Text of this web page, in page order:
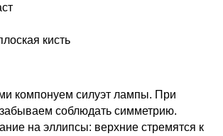
кисть
компонуем силуэт лампы. При
соблюдать симметрию.
на эллипсы: верхние стремятся к